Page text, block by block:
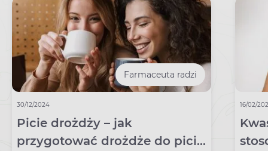
Farmaceuta radzi
30/12/2024
Picie drożdży – jak
przygotować drożdże do picia
16/02/